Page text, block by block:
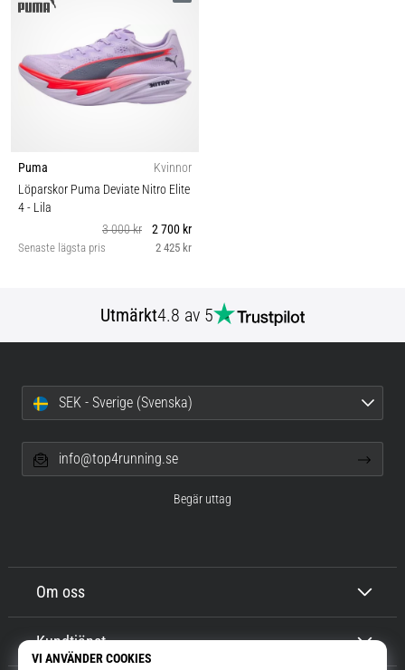
Puma
Kvinnor
Löparskor Puma Deviate Nitro Elite
4- Lila
3 000 kr
2 700 kr
Senaste lägsta pris 2 425 kr
Utmärkt4.8 av 5
Om oss
Kundtjänst
SEK - Sverige (Svenska)
info@top4running.se
Begär uttag